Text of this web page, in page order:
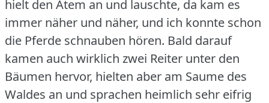
hielt den Atem an und lauschte, da kam es
immer näher und näher, und ich konnte schon
die Pferde schnauben hören. Bald darauf
kamen auch wirklich zwei Reiter unter den
Bäumen hervor, hielten aber am Saume des
Waldes an und sprachen heimlich sehr eifrig